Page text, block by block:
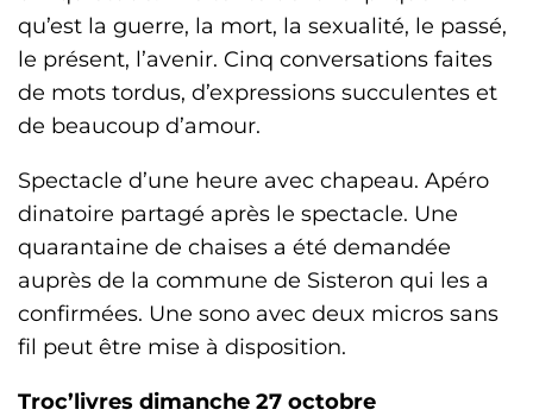
qu’est la guerre, la mort, la sexualité, le passé,
le présent, l’avenir. Cinq conversations faites
de mots tordus, d’expressions succulentes et
de beaucoup d’amour.
Spectacle d’une heure avec chapeau. Apéro
dinatoire partagé après le spectacle. Une
quarantaine de chaises a été demandée
auprès de la commune de Sisteron qui les a
confirmées. Une sono avec deux micros sans
fil peut être mise à disposition.
Troc’livres dimanche 27 octobre